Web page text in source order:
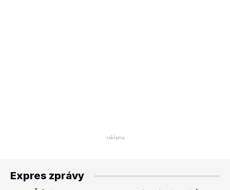
Expres zprávy